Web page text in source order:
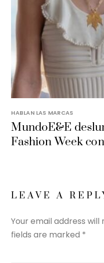
HABLAN LAS MARCAS
MundoE&E
Fashion Week
LEAVE A
Your email address will
fields are marked *